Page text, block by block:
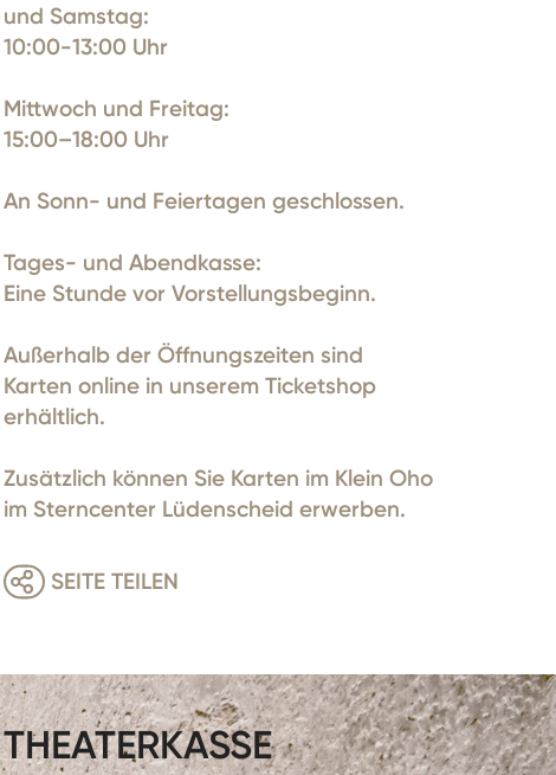
und Samstag:
10:00-13:00 Uhr
Mittwoch und Freitag:
15:00–18:00 Uhr
An Sonn- und Feiertagen geschlossen.
Tages- und Abendkasse:
Eine Stunde vor Vorstellungsbeginn.
Außerhalb der Öffnungszeiten sind
Karten online in unserem Ticketshop
erhältlich.
Zusätzlich können Sie Karten im Klein Oho
im Sterncenter Lüdenscheid erwerben.
SEITE TEILEN
THEATERKASSE